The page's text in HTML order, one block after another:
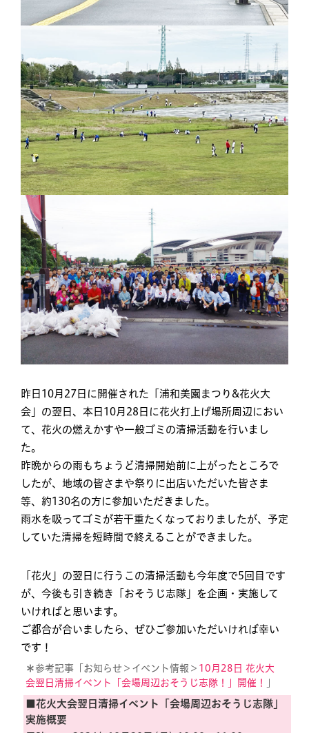
昨日10月27日に開催された「浦和美園まつり&花火大
会」の翌日、本日10月28日に花火打上げ場所周辺におい
て、花火の燃えかすや一般ゴミの清掃活動を行いまし
た。
昨晩からの雨もちょうど清掃開始前に上がったところで
したが、地域の皆さまや祭りに出店いただいた皆さま
等、約130名の方に参加いただきました。
雨水を吸ってゴミが若干重たくなっておりましたが、予定
していた清掃を短時間で終えることができました。
「花火」の翌日に行うこの清掃活動も今年度で5回目です
が、今後も引き続き「おそうじ志隊」を企画・実施して
いければと思います。
ご都合が合いましたら、ぜひご参加いただいければ幸い
です！
＊ 参考記事「お知らせ＞イベント情報＞ 10月28日 花火大
会翌日清掃イベント「会場周辺おそうじ志隊！」開催！
」
■花火大会翌日清掃イベント「会場周辺おそうじ志隊」
実施概要